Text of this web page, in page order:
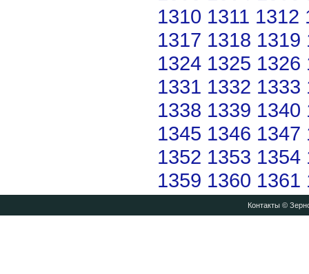
1310 1311 1312
1317 1318 1319
1324 1325 1326
1331 1332 1333
1338 1339 1340
1345 1346 1347
1352 1353 1354
1359 1360 1361
Контакты©